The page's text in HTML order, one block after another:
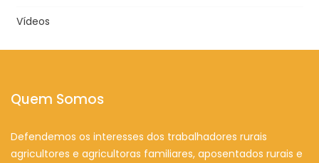
Vídeos
Quem Somos
Defendemos os interesses dos trabalhadores rurais
agricultores e agricultoras familiares, aposentados rurais e